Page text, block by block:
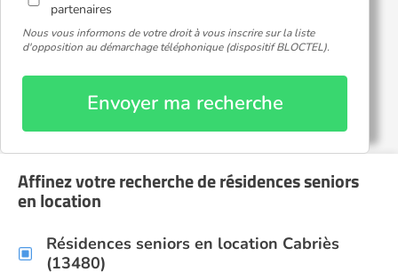
partenaires
Nous vous informons de votre droit à vous inscrire sur la liste
d'opposition au démarchage téléphonique (dispositif BLOCTEL).
Envoyer ma recherche
Affinez votre recherche de résidences seniors
en location
Résidences seniors en location Cabriès
(13480)